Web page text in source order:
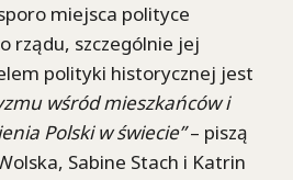
miejsca polityce
rządu, szczególnie jej
polityki historycznej jest
wśród mieszkańców i
Polski w świecie”– piszą
Sabine Stach i Katrin